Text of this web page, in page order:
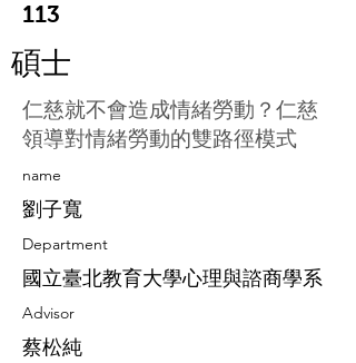
113
碩士
仁慈就不會造成情緒勞動？仁慈
領導對情緒勞動的雙路徑模式
​name
劉子寬
Department
國立臺北教育大學心理與諮商學系
Advisor
蔡松純